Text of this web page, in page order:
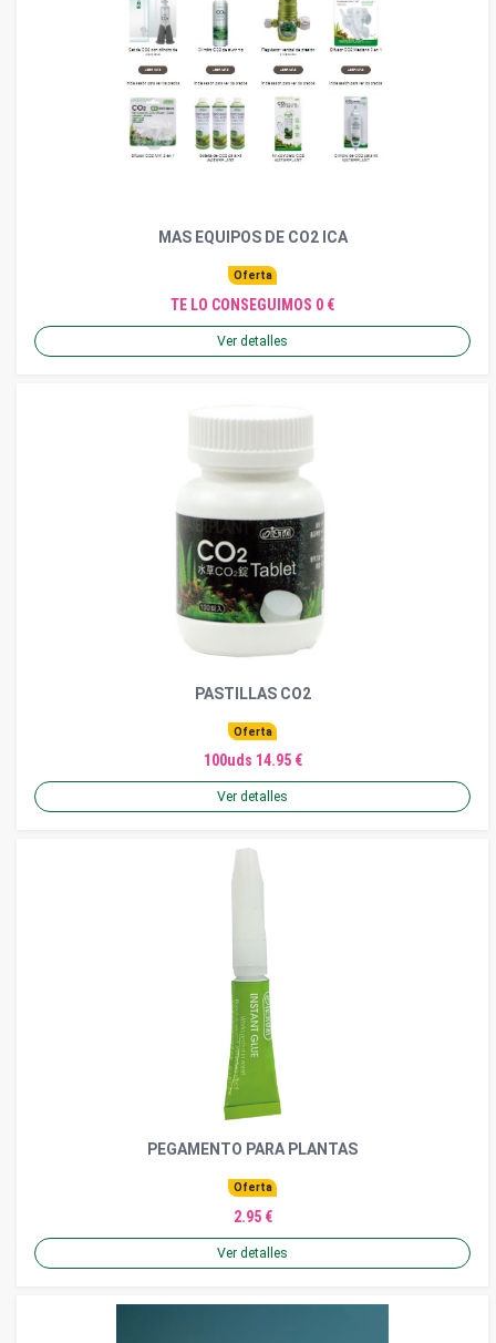
MAS EQUIPOS DE CO2 ICA
Oferta
TE LO CONSEGUIMOS 0 €
Ver detalles
PASTILLAS CO2
Oferta
100uds 14.95 €
Ver detalles
PEGAMENTO PARA PLANTAS
Oferta
2.95 €
Ver detalles